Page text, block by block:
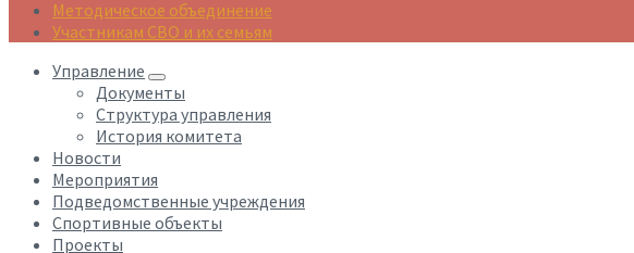
Методическое объединение
Участникам СВО и их семьям
Управление
Документы
Структура управления
История комитета
Новости
Мероприятия
Подведомственные учреждения
Спортивные объекты
Проекты